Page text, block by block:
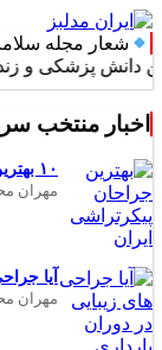
شعار مجله
و زندگی
اخبار منتخب
۱۰ بهترین پزشک پیکرتراشی ایران؛ معرفی برترین جراحان زیبایی بدن
مهران
آیا
مهران